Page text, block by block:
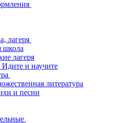
лагеря
школа
лагеря
и научите
литература
и песни